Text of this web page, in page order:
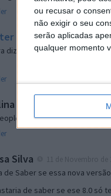
ou recusar o
não exigir o seu
serão aplicadas
qualquer momento
7 de Novembro de 2005 às
dizer que ainda não me
11 de Novembro de 2005
Silva
de Saber se essa nova
de saber se ese 8.0 só